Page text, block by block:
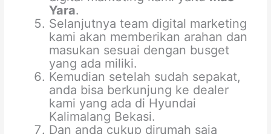
Yara.
Selanjutnya team digital marketing
kami akan memberikan arahan dan
masukan sesuai dengan busget
yang ada miliki.
Kemudian setelah sudah sepakat,
anda bisa berkunjung ke dealer
kami yang ada di Hyundai
Kalimalang Bekasi.
Dan anda cukup dirumah saja